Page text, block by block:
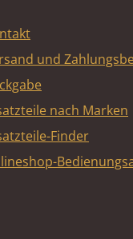
und
nach Marken
Finder